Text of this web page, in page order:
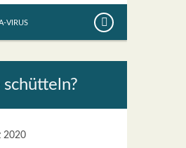
VIRUS
schüt­teln?
2020